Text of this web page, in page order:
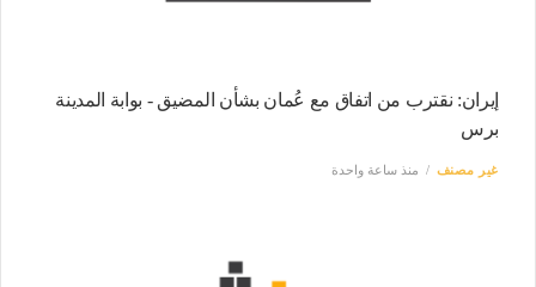
إيران: نقترب من اتفاق مع عُمان بشأن المضيق - بوابة المدينة
برس
غير مصنف منذ ساعة واحدة